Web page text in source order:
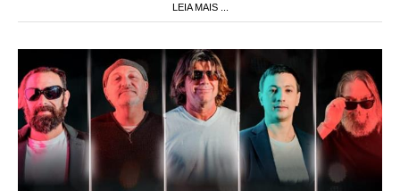
LEIA MAIS ...